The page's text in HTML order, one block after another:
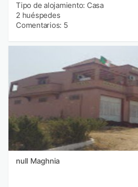
Tipo de alojamiento: Casa
2 huéspedes
Comentarios: 5
null Maghnia